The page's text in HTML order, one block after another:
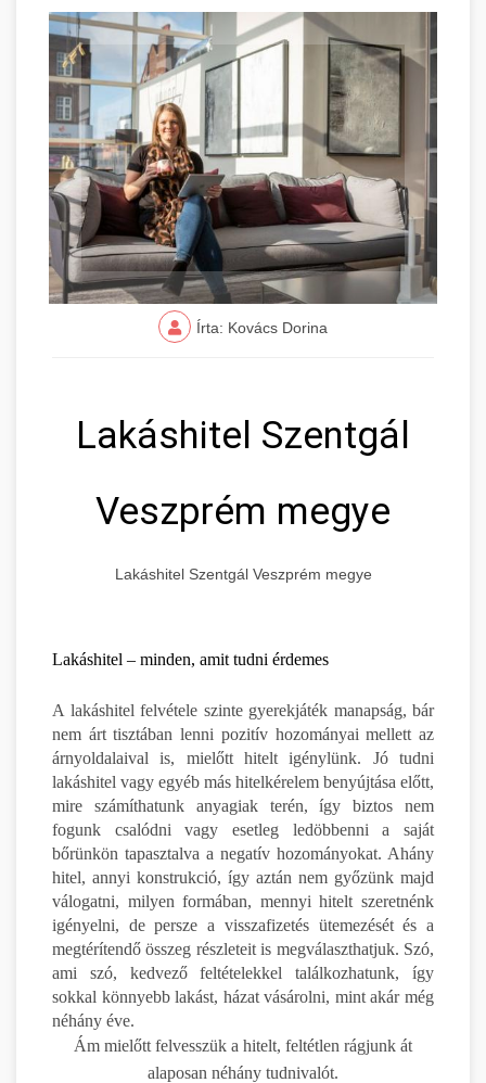
Írta: Kovács Dorina
Lakáshitel Szentgál
Veszprém megye
Lakáshitel Szentgál Veszprém megye
Lakáshitel – minden, amit tudni érdemes
A lakáshitel felvétele szinte gyerekjáték manapság, bár
nem árt tisztában lenni pozitív hozományai mellett az
árnyoldalaival is, mielőtt hitelt igénylünk. Jó tudni
lakáshitel vagy egyéb más hitelkérelem benyújtása előtt,
mire számíthatunk anyagiak terén, így biztos nem
fogunk csalódni vagy esetleg ledöbbenni a saját
bőrünkön tapasztalva a negatív hozományokat. Ahány
hitel, annyi konstrukció, így aztán nem győzünk majd
válogatni, milyen formában, mennyi hitelt szeretnénk
igényelni, de persze a visszafizetés ütemezését és a
megtérítendő összeg részleteit is megválaszthatjuk. Szó,
ami szó, kedvező feltételekkel találkozhatunk, így
sokkal könnyebb lakást, házat vásárolni, mint akár még
néhány éve.
Ám mielőtt felvesszük a hitelt, feltétlen rágjunk át
alaposan néhány tudnivalót.